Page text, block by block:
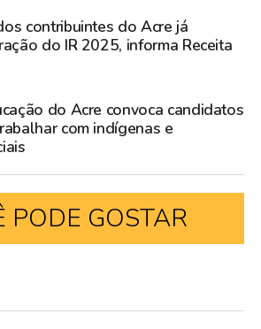
contribuintes do Acre já
do IR 2025, informa Receita
do Acre convoca candidatos
com indígenas e
PODE GOSTAR